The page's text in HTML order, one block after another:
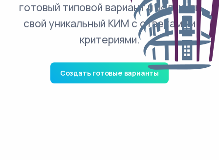
готовый типовой вариант и получить
свой уникальный КИМ с ответами и
критериями.
Создать готовые варианты